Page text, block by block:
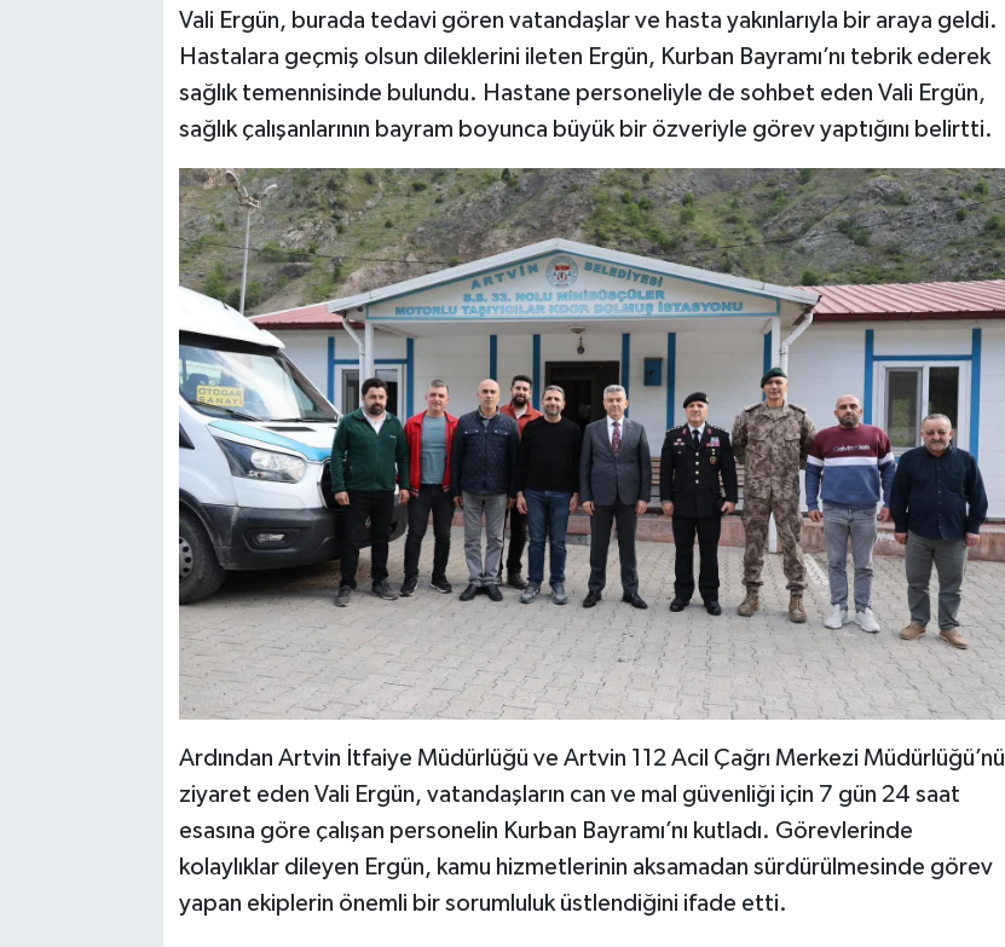
Vali Ergün, burada tedavi gören vatandaşlar ve hasta yakınlarıyla bir araya geldi.
Hastalara geçmiş olsun dileklerini ileten Ergün, Kurban Bayramı’nı tebrik ederek
sağlık temennisinde bulundu. Hastane personeliyle de sohbet eden Vali Ergün,
sağlık çalışanlarının bayram boyunca büyük bir özveriyle görev yaptığını belirtti.
Ardından Artvin İtfaiye Müdürlüğü ve Artvin 112 Acil Çağrı Merkezi Müdürlüğü’nü
ziyaret eden Vali Ergün, vatandaşların can ve mal güvenliği için 7 gün 24 saat
esasına göre çalışan personelin Kurban Bayramı’nı kutladı. Görevlerinde
kolaylıklar dileyen Ergün, kamu hizmetlerinin aksamadan sürdürülmesinde görev
yapan ekiplerin önemli bir sorumluluk üstlendiğini ifade etti.